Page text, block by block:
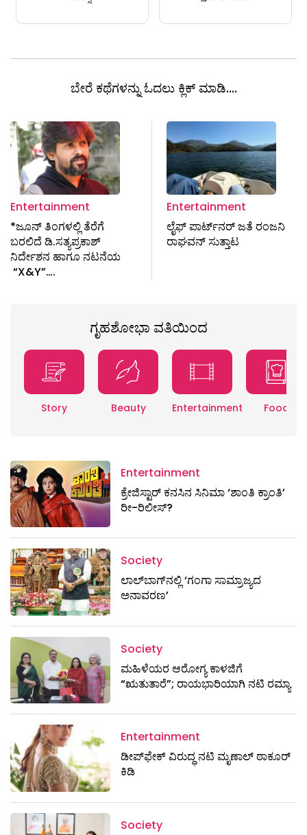
ಬೇರೆ ಕಥೆಗಳನ್ನು ಓದಲು ಕ್ಲಿಕ್ ಮಾಡಿ....
Entertainment
*ಜೂನ್ ತಿಂಗಳಲ್ಲಿ ತೆರೆಗೆ
ಬರಲಿದೆ ಡಿ.ಸತ್ಯಪ್ರಕಾಶ್
ನಿರ್ದೇಶನ ಹಾಗೂ ನಟನೆಯ
“X&Y”….
Entertainment
ಲೈಫ್‌ ಪಾರ್ಟ್‌ನರ್‌ ಜತೆ ರಂಜನಿ
ರಾಘವನ್‌ ಸುತ್ತಾಟ
ಗೃಹಶೋಭಾ ವತಿಯಿಂದ
Story Beauty Entertainment Food
Entertainment
ಕ್ರೇಜಿಸ್ಟಾರ್ ಕನಸಿನ ಸಿನಿಮಾ ‘ಶಾಂತಿ ಕ್ರಾಂತಿ’
ರೀ-ರಿಲೀಸ್?
Society
ಲಾಲ್‌ಬಾಗ್‌ನಲ್ಲಿ ‘ಗಂಗಾ ಸಾಮ್ರಾಜ್ಯದ
ಅನಾವರಣ’
Society
ಮಹಿಳೆಯರ ಆರೋಗ್ಯ ಕಾಳಜಿಗೆ
“ಋತುತಾರೆ”; ರಾಯಭಾರಿಯಾಗಿ ನಟಿ ರಮ್ಯಾ
Entertainment
ಡೀಪ್‌ಫೇಕ್ ವಿರುದ್ಧ ನಟಿ ಮೃಣಾಲ್ ಠಾಕೂರ್
ಕಿಡಿ
Society